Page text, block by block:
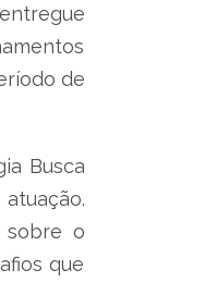
de
Busca
sobre o
que